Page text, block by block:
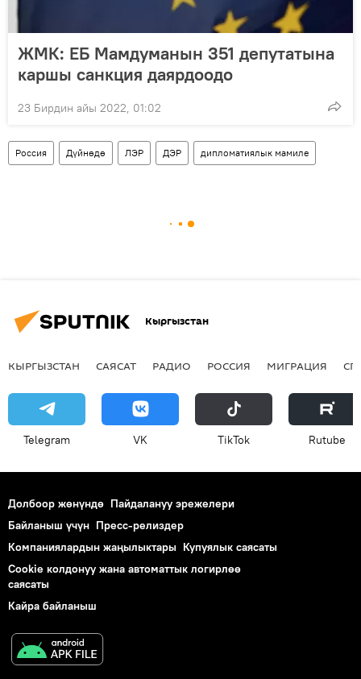
ЖМК: ЕБ Мамдуманын 351 депутатына
каршы санкция даярдоодо
23 Бирдин айы 2022, 01:02
Россия Дүйнөдө ЛЭР ДЭР дипломатиялык мамиле
Кыргызстан
КЫРГЫЗСТАН САЯСАТ РАДИО РОССИЯ МИГРАЦИЯ
Telegram VK ТikТоk Rutube
Долбоор жөнүндө Пайдалануу эрежелери
Байланыш үчүн Пресс-релиздер
Компаниялардын жаңылыктары Купуялык саясаты
Cookie колдонуу жана автоматтык логирлөө
саясаты
Кайра байланыш